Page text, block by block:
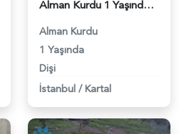
Alman Kurdu 1 Yaşında Köpeğim Eş Arıyor - 118983315
Alman Kurdu
1 Yaşında
Dişi
İstanbul / Kartal